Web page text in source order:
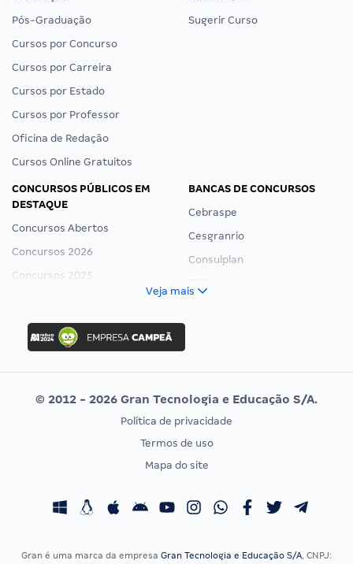
Pós-Graduação
Cursos por Concurso
Cursos por Carreira
Cursos por Estado
Cursos por Professor
Oficina de Redação
Cursos Online Gratuitos
Sugerir Curso
CONCURSOS PÚBLICOS EM
DESTAQUE
Concursos Abertos
Concursos 2026
Concursos 2025
Concurso Ibama
Concurso MPU
Editais publicados
BANCAS DE CONCURSOS
Cebraspe
Cesgranrio
Consulplan
Vunesp
CONCURSOS POR PROFISSÃO
Concursos Fiscais
EXAME DE ORDEM
Calendário OAB
Veja mais
© 2012 - 2026 Gran Tecnologia e Educação S/A.
Política de privacidade
Termos de uso
Mapa do site
Gran é uma marca da empresa Gran Tecnologia e Educação S/A, CNPJ: